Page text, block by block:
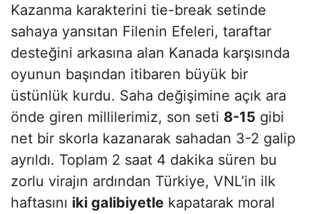
Kazanma karakterini tie-break setinde
sahaya yansıtan Filenin Efeleri, taraftar
desteğini arkasına alan Kanada karşısında
oyunun başından itibaren büyük bir
üstünlük kurdu. Saha değişimine açık ara
önde giren millilerimiz, son seti 8-15 gibi
net bir skorla kazanarak sahadan 3-2 galip
ayrıldı. Toplam 2 saat 4 dakika süren bu
zorlu virajın ardından Türkiye, VNL’in ilk
haftasını iki galibiyetle kapatarak moral